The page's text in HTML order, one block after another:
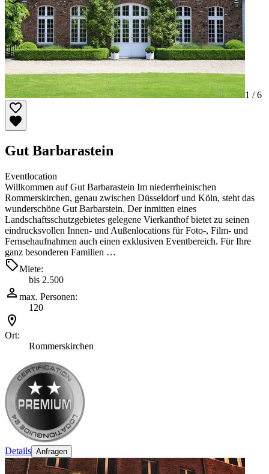
1 /6
Gut Barbarastein
Eventlocation
Willkommen auf Gut Barbarastein Im niederrheinischen
Rommerskirchen, genau zwischen Düsseldorf und Köln, steht das
wunderschöne Gut Barbarstein. Der inmitten eines
Landschaftsschutzgebietes gelegene Vierkanthof bietet zu seinen
eindrucksvollen Innen- und Außenlocations für Foto-, Film- und
Fernsehaufnahmen auch einen exklusiven Eventbereich. Für Ihre
ganz besonderen Familien …
Miete:
bis 2.500
max. Personen:
120
Ort:
Rommerskirchen
Details Anfragen